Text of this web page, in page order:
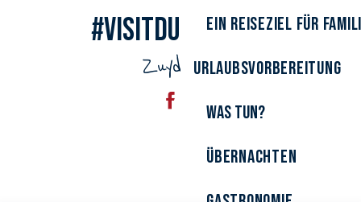
Ein Reiseziel für
Urlaubsvorbereitung
Was tun?
Übernachten
#VisitDunkerque
Zuydcoote